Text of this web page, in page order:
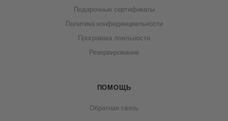
Подарочные сертификаты
Политика конфиденциальности
Программа лояльности
Резервирование
ПОМОЩЬ
Обратная связь